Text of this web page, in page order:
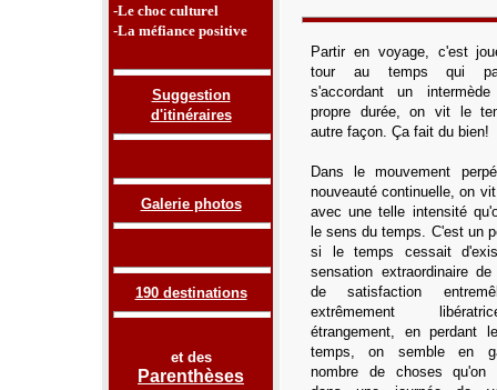
-Le choc culturel
-La méfiance positive
Suggestion
d'itinéraires
Galerie photos
190 destinations
et des
Parenthèses
Partir en voyage, c'est
tour au temps qui
s'accordant un
propre durée, on vit le
autre façon. Ça fait du bien!
Dans le mouvement
nouveauté continuelle, on
avec une telle intensité
le sens du temps. C'est un
si le temps cessait
sensation extraordinaire
de satisfaction
extrêmement
étrangement, en perdant
temps, on semble en
nombre de choses qu'on